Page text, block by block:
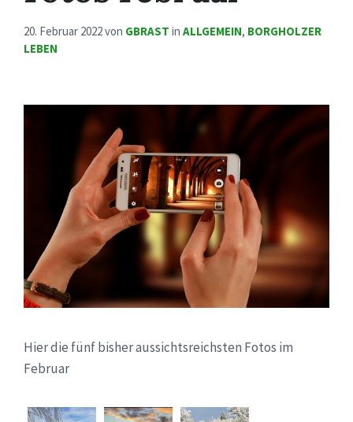
20. Februar 2022von GBRAST in ALLGEMEIN, BORGHOLZER
LEBEN
Hier die fünf bisher aussichtsreichsten Fotos im
Februar